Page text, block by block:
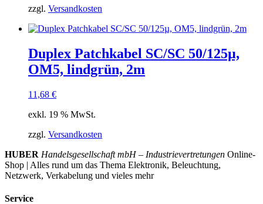
zzgl. Versandkosten
Duplex Patchkabel SC/SC 50/125µ,
OM5, lindgrün, 2m
11,68 €
exkl. 19 % MwSt.
zzgl. Versandkosten
HUBER Handelsgesellschaft mbH – Industrievertretungen Online-
Shop | Alles rund um das Thema Elektronik, Beleuchtung,
Netzwerk, Verkabelung und vieles mehr
Service